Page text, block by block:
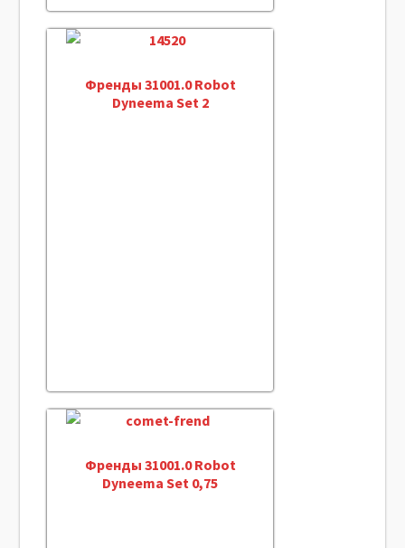
Френды 31001.0 Robot
Dyneema Set 2
Френды 31001.0 Robot
Dyneema Set 0,75